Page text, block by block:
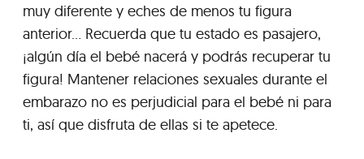
muy diferente y eches de menos tu figura
anterior... Recuerda que tu estado es pasajero,
¡algún día el bebé nacerá y podrás recuperar tu
figura! Mantener relaciones sexuales durante el
embarazo no es perjudicial para el bebé ni para
ti, así que disfruta de ellas si te apetece.